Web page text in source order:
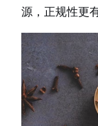
源，正规性更